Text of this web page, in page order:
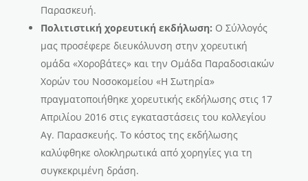
Παρασκευή.
Πολιτιστική χορευτική εκδήλωση: Ο Σύλλογός
μας προσέφερε διευκόλυνση στην χορευτική
ομάδα «Χοροβάτες» και την Ομάδα Παραδοσιακών
Χορών του Νοσοκομείου «Η Σωτηρία»
πραγματοποιήθηκε χορευτικής εκδήλωσης στις 17
Απριλίου 2016 στις εγκαταστάσεις του κολλεγίου
Αγ. Παρασκευής. Το κόστος της εκδήλωσης
καλύφθηκε ολοκληρωτικά από χορηγίες για τη
συγκεκριμένη δράση.